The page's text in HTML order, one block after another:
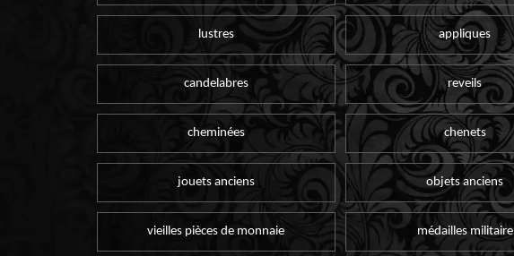
lustres appliques
candelabres reveils
cheminées chenets
jouets anciens objets anciens
vieilles pièces de monnaie médailles militaire